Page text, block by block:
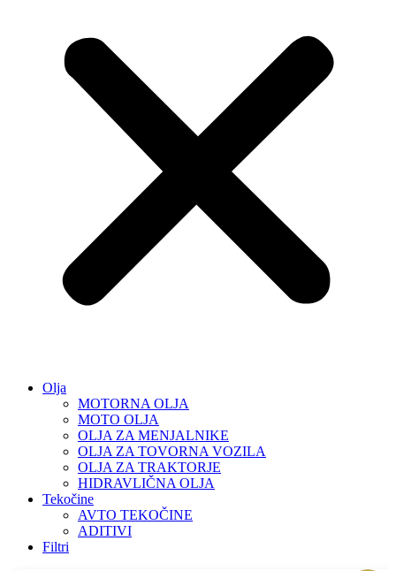
Olja
MOTORNA OLJA
MOTO OLJA
OLJA ZA MENJALNIKE
OLJA ZA TOVORNA VOZILA
OLJA ZA TRAKTORJE
HIDRAVLIČNA OLJA
Tekočine
AVTO TEKOČINE
ADITIVI
Filtri